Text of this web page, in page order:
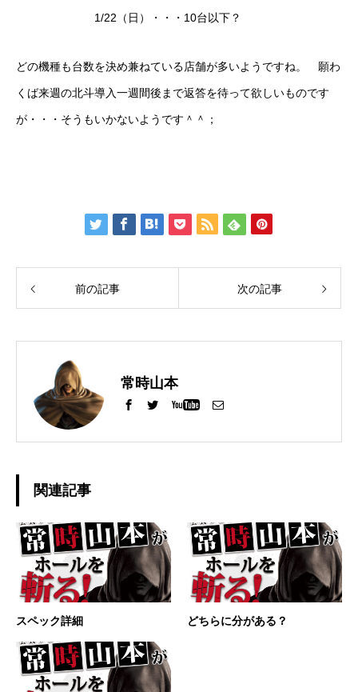
1/22（日）・・・10台以下？
どの機種も台数を決め兼ねている店舗が多いようですね。 願わ
くば来週の北斗導入一週間後まで返答を待って欲しいものです
が・・・そうもいかないようです＾＾；
前の記事 次の記事
常時山本
関連記事
スペック詳細 どちらに分がある？